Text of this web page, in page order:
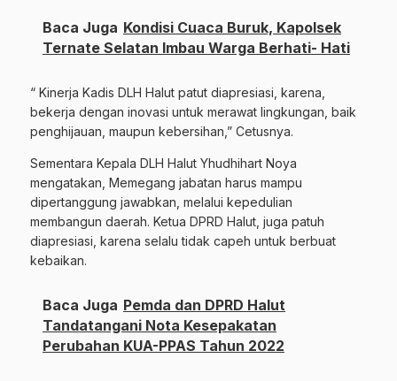
Baca Juga Kondisi Cuaca Buruk, Kapolsek
Ternate Selatan Imbau Warga Berhati- Hati
“ Kinerja Kadis DLH Halut patut diapresiasi, karena,
bekerja dengan inovasi untuk merawat lingkungan, baik
penghijauan, maupun kebersihan,” Cetusnya.
Sementara Kepala DLH Halut Yhudhihart Noya
mengatakan, Memegang jabatan harus mampu
dipertanggung jawabkan, melalui kepedulian
membangun daerah. Ketua DPRD Halut, juga patuh
diapresiasi, karena selalu tidak capeh untuk berbuat
kebaikan.
Baca Juga Pemda dan DPRD Halut
Tandatangani Nota Kesepakatan
Perubahan KUA-PPAS Tahun 2022